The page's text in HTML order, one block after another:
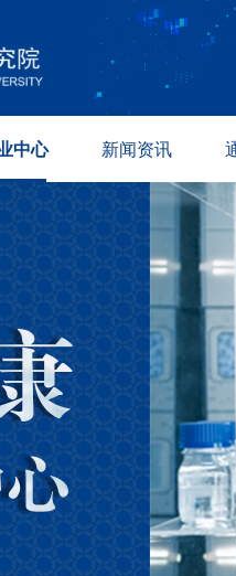
中心 新闻资讯
科创动态 成